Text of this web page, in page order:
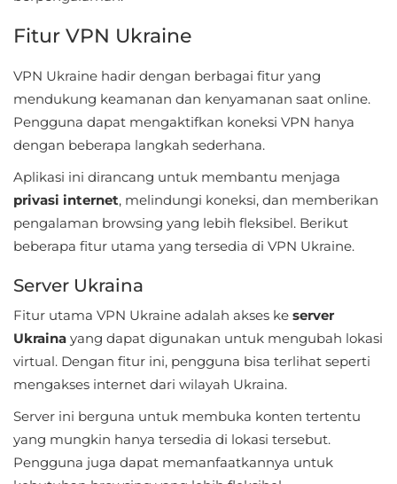
Trivia
Word
Apps
Art
&
Design
Auto
&
Beauty
Books
&
Buku
Fitur VPN Ukraine
VPN Ukraine hadir dengan berbagai fitur yang
mendukung keamanan dan kenyamanan saat online.
Pengguna dapat mengaktifkan koneksi VPN hanya
dengan beberapa langkah sederhana.
Aplikasi ini dirancang untuk membantu menjaga
privasi internet, melindungi koneksi, dan memberikan
pengalaman browsing yang lebih fleksibel. Berikut
beberapa fitur utama yang tersedia di VPN Ukraine.
Server Ukraina
Fitur utama VPN Ukraine adalah akses ke server
Ukraina yang dapat digunakan untuk mengubah lokasi
virtual. Dengan fitur ini, pengguna bisa terlihat seperti
mengakses internet dari wilayah Ukraina.
Server ini berguna untuk membuka konten tertentu
yang mungkin hanya tersedia di lokasi tersebut.
Pengguna juga dapat memanfaatkannya untuk